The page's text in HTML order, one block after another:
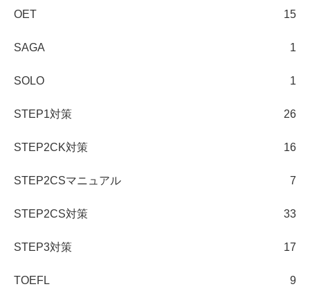
OET 15
SAGA 1
SOLO 1
STEP1対策 26
STEP2CK対策 16
STEP2CSマニュアル 7
STEP2CS対策 33
STEP3対策 17
TOEFL 9